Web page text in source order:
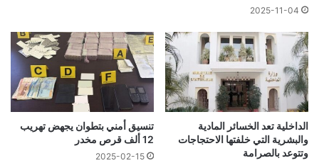
2025-11-04
الداخلية تعد الخسائر المادية
والبشرية التي خلفتها الاحتجاجات
وتتوعد بالصرامة
تنسيق أمني بتطوان يجهض تهريب
12 ألف قرص مخدر
2025-02-15